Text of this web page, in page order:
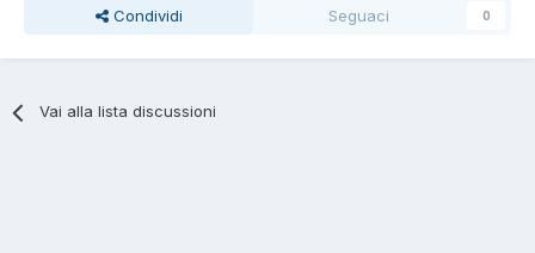
Condividi Seguaci 0
Vai alla lista discussioni